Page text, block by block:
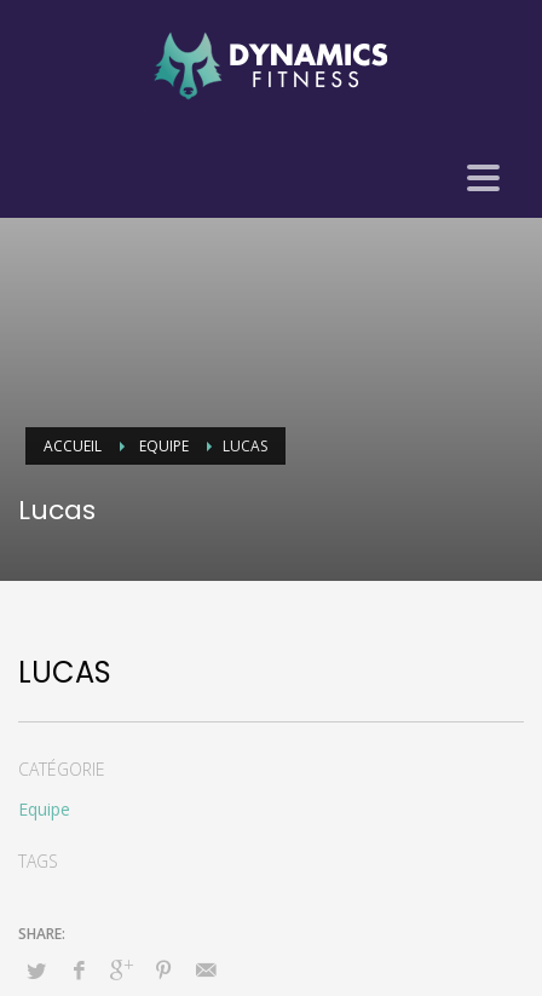
ACCUEIL EQUIPE LUCAS
Lucas
LUCAS
CATÉGORIE
Equipe
TAGS